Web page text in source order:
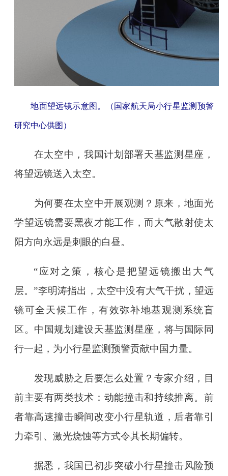
地面望远镜示意图。（国家航天局小行星监测预警
研究中心供图）
在太空中，我国计划部署天基监测星座，
将望远镜送入太空。
为何要在太空中开展观测？原来，地面光
学望远镜需要黑夜才能工作，而大气散射使太
阳方向永远是刺眼的白昼。
“应对之策，核心是把望远镜搬出大气
层。”李明涛指出，太空中没有大气干扰，望远
镜可全天候工作，有效弥补地基观测系统盲
区。中国规划建设天基监测星座，将与国际同
行一起，为小行星监测预警贡献中国力量。
发现威胁之后要怎么处置？专家介绍，目
前主要有两类技术：动能撞击和持续推离。前
者靠高速撞击瞬间改变小行星轨道，后者靠引
力牵引、激光烧蚀等方式令其长期偏转。
据悉，我国已初步突破小行星撞击风险预